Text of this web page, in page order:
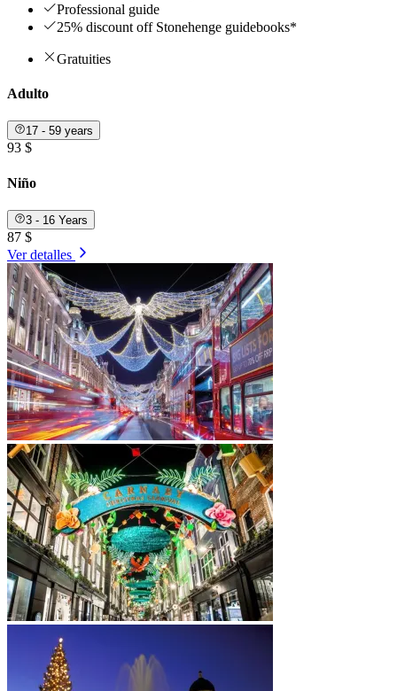
Professional guide
25% discount off Stonehenge guidebooks*
Gratuities
Adulto
17 - 59 years
93 $
Niño
3 - 16 Years
87 $
Ver detalles